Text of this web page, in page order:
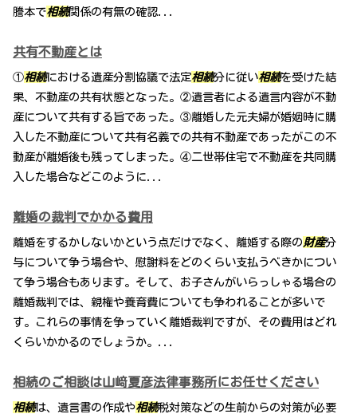
謄本で相続関係の有無の確認...
共有不動産とは
①相続における遺産分割協議で法定相続分に従い相続を受けた結
果、不動産の共有状態となった。②遺言者による遺言内容が不動
産について共有する旨であった。③離婚した元夫婦が婚姻時に購
入した不動産について共有名義での共有不動産であったがこの不
動産が離婚後も残ってしまった。④二世帯住宅で不動産を共同購
入した場合などこのように...
離婚の裁判でかかる費用
離婚をするかしないかという点だけでなく、離婚する際の財産分
与について争う場合や、慰謝料をどのくらい支払うべきかについ
て争う場合もあります。そして、お子さんがいらっしゃる場合の
離婚裁判では、親権や養育費についても争われることが多いで
す。これらの事情を争っていく離婚裁判ですが、その費用はどれ
くらいかかるのでしょうか。...
相続のご相談は山﨑夏彦法律事務所にお任せください
相続は、遺言書の作成や相続税対策などの生前からの対策が必要